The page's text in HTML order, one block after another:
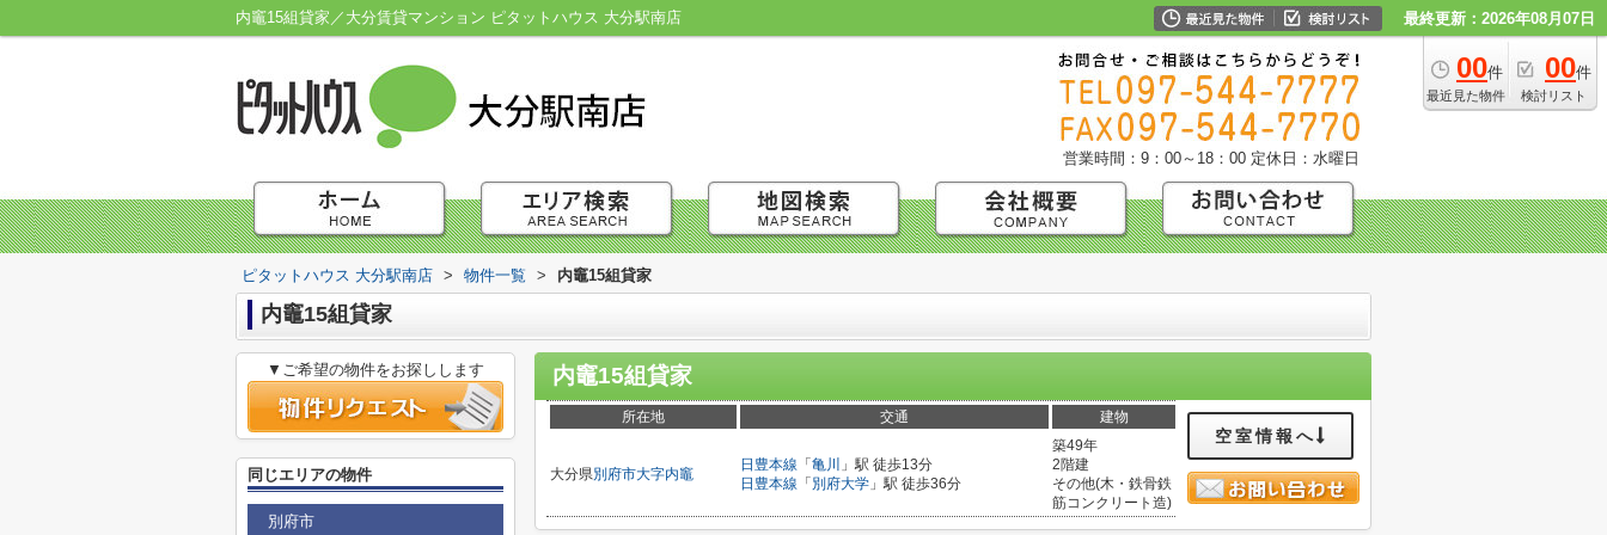
内竈15組貸家／大分賃貸マンション ピタットハウス 大分駅南店 最終更新：2026年08月07日
00件
最近見た物件
00件
検討リスト
営業時間：9：00～18：00 定休日：水曜日
ピタットハウス 大分駅南店 > 物件一覧 > 内竈15組貸家
内竈15組貸家
内竈15組貸家
所在地 交通 建物
大分県別府市大字内竈
日豊本線 「 亀川
」駅 徒歩13分
日豊本線 「 別府大学 」駅 徒歩36分
築49年
2階建
その他(木・鉄骨鉄
筋コンクリート造)
空室情報へ
▼ご希望の物件をお探しします
同じエリアの物件
別府市